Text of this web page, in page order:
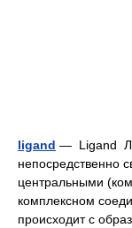
ligand — Ligand
непосредственно
центральными
комплексном
происходит с